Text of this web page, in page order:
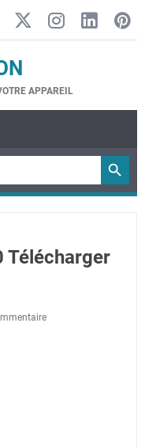
APPAREIL
Télécharger